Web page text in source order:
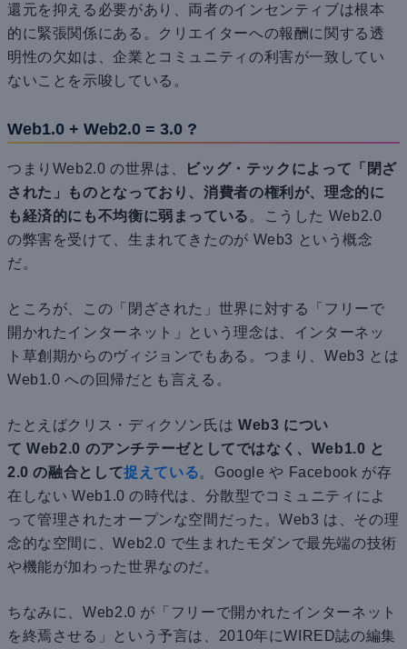
還元を抑える必要があり、両者のインセンティブは根本
的に緊張関係にある。クリエイターへの報酬に関する透
明性の欠如は、企業とコミュニティの利害が一致してい
ないことを示唆している。
Web1.0 + Web2.0 = 3.0 ?
つまりWeb2.0 の世界は、
ビッグ・テックによって「閉ざ
された」ものとなっており、消費者の権利が、理念的に
も経済的にも不均衡に弱まっている 。こうした Web2.0
の弊害を受けて、生まれてきたのが Web3 という概念
だ。
ところが、この「閉ざされた」世界に対する「フリーで
開かれたインターネット」という理念は、インターネッ
ト草創期からのヴィジョンでもある。つまり、Web3 とは
Web1.0 への回帰だとも言える。
たとえばクリス・ディクソン氏は Web3 につい
て Web2.0 のアンチテーゼとしてではなく、Web1.0 と
2.0 の融合として捉えている。Google や Facebook が存
在しない Web1.0 の時代は、分散型でコミュニティによ
って管理されたオープンな空間だった。Web3 は、その理
念的な空間に、Web2.0 で生まれたモダンで最先端の技術
や機能が加わった世界なのだ。
ちなみに、Web2.0 が「フリーで開かれたインターネット
を終焉させる」という予言は、2010年にWIRED誌の編集